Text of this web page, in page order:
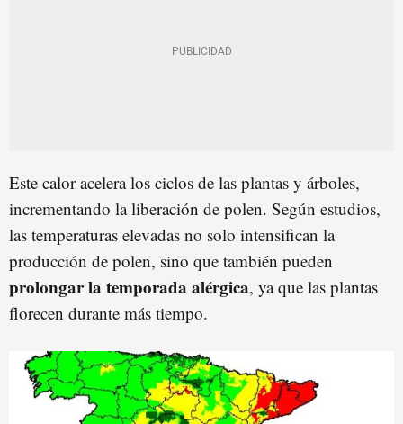
Este calor acelera los ciclos de las plantas y árboles,
incrementando la liberación de polen. Según estudios,
las temperaturas elevadas no solo intensifican la
producción de polen, sino que también pueden
prolongar la temporada alérgica, ya que las plantas
florecen durante más tiempo.